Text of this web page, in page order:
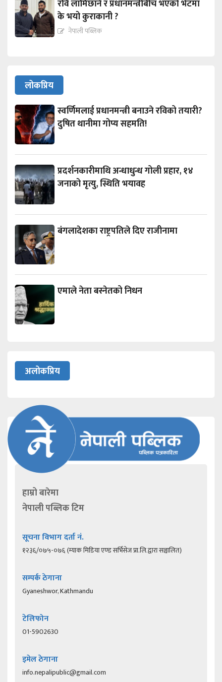
रवि लामिछाने र प्रधानमन्त्रीबीच भएको भेटमा
के भयो कुराकानी ?
नेपाली पब्लिक
लोकप्रिय
स्वर्णिमलाई प्रधानमन्त्री बनाउने रविको तयारी?
दुषित थानीमा गोप्य सहमति!
प्रदर्शनकारीमाथि अन्धाधुन्ध गोली प्रहार, १४
जनाको मृत्यु, स्थिति भयावह
बंगलादेशका राष्ट्रपतिले दिए राजीनामा
एमाले नेता बस्नेतको निधन
अलोकप्रिय
हाम्रो बारेमा
नेपाली पब्लिक टिम
सूचना विभाग दर्ता नं.
१२३६/०७५-०७६ (म्याक मिडिया एण्ड सर्भिसेज प्रा.लि.द्वारा सञ्चालित)
सम्पर्क ठेगाना
Gyaneshwor, Kathmandu
टेलिफोन
01-5902630
इमेल ठेगाना
info.nepalipublic@gmail.com